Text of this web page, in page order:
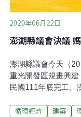
2020年06月22日
澎湖縣議會決議
澎湖縣議會今天（
重光開發區規畫興
民國111年底完工。
契約，由於媽祖銅
循環經濟 建築